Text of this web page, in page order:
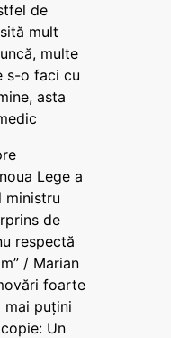
de
mult
multe
s-o faci cu
asta
Lege a
ministru
de
respectă
/ Marian
foarte
mai puțini
Un